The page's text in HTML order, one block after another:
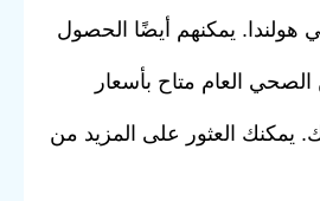
هولندا. يمكنهم أيضًا الحصول
العام متاح بأسعار
يمكنك العثور على المزيد من